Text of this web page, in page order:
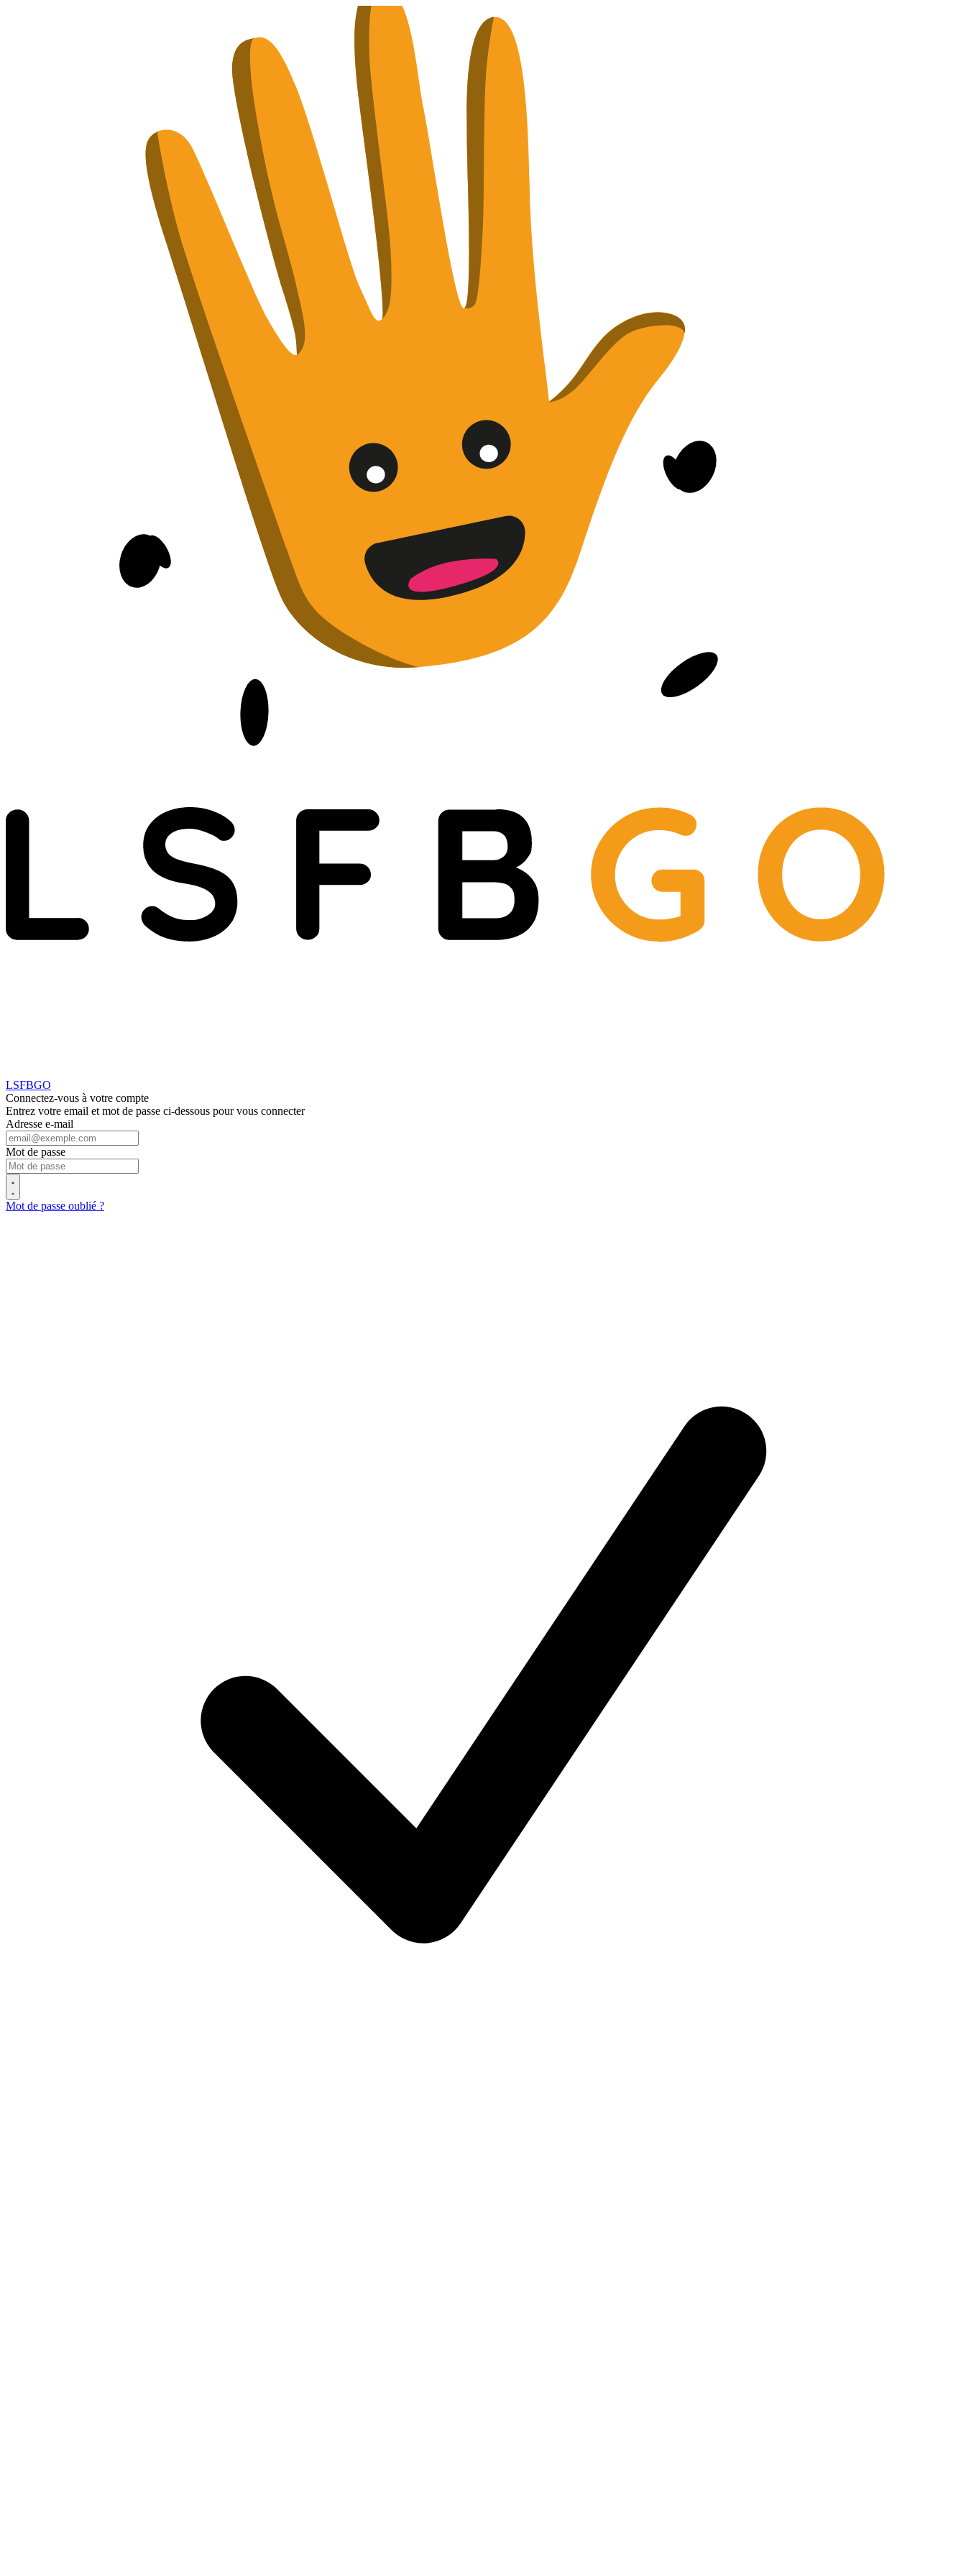
LSFBGO
Connectez-vous à votre compte
Entrez votre email et mot de passe ci-dessous pour vous connecter
Adresse e-mail
Mot de passe
Mot de passe oublié ?